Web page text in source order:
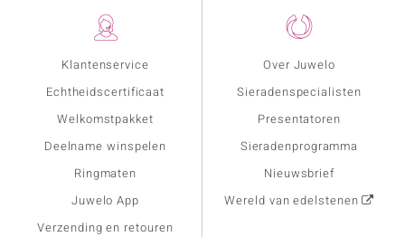
Klantenservice
Echtheidscertificaat
Welkomstpakket
Deelname winspelen
Ringmaten
Juwelo App
Verzending en retouren
Over Juwelo
Sieradenspecialisten
Presentatoren
Sieradenprogramma
Nieuwsbrief
Wereld van edelstenen